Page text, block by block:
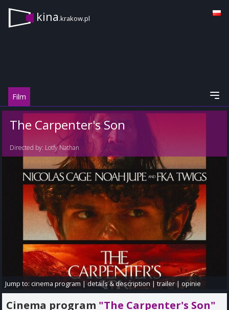
kina.krakow.pl
Film
The Carpenter's Son
Directed by: Lotfy Nathan
Jump to:cinema program |details & description |trailer|opinie
Cinema program "The Carpenter's Son"